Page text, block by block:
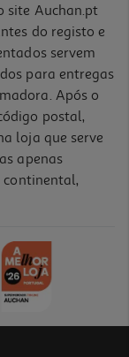
site Auchan.pt
do registo e
servem
para entregas
Após o
postal,
loja que serve
apenas